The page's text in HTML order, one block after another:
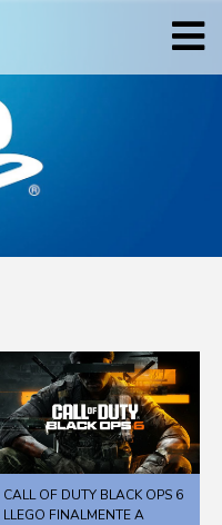
CALL OF DUTY BLACK OPS 6
LLEGO FINALMENTE A